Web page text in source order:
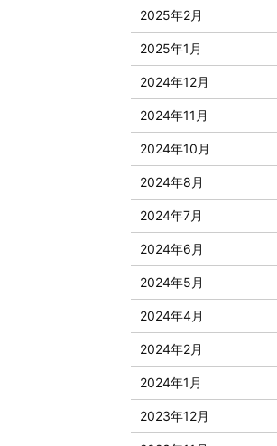
2025年2月
2025年1月
2024年12月
2024年11月
2024年10月
2024年8月
2024年7月
2024年6月
2024年5月
2024年4月
2024年2月
2024年1月
2023年12月